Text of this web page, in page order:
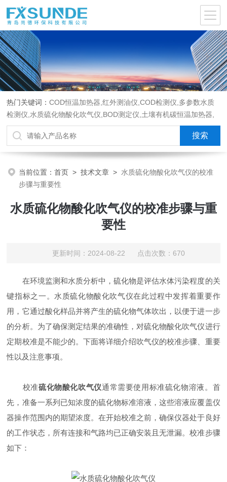
热门关键词：COD恒温加热器,红外测油仪,COD检测仪,多参数水质
检测仪,水质硫化物酸化吹气仪,BOD测定仪,土壤有机碳恒温加热器,
液液萃取器,COD消解回流仪,水质采样器
当前位置：首页 >技术文章 > 水质硫化物酸化吹气仪的校准
步骤与重要性
水质硫化物酸化吹气仪的校准步骤与重
要性
更新时间：2024-08-22 点击次数：670
在环境监测和水质分析中，硫化物是评估水体污染程度的关
键指标之一。水质硫化物酸化吹气仪在此过程中发挥着重要作
用，它通过酸化样品并将产生的硫化物气体吹出，以便于进一步
的分析。为了确保测定结果的准确性，对硫化物酸化吹气仪进行
定期校准是不能少的。下面将详细介绍吹气仪的校准步骤、重要
性以及注意事项。
校准硫化物酸化吹气仪通常需要使用标准硫化物溶液。首
先，准备一系列已知浓度的硫化物标准溶液，这些溶液应覆盖仪
器操作范围内的期望浓度。在开始校准之前，确保仪器处于良好
的工作状态，所有连接和气路均已正确安装且无泄漏。校准步骤
如下：